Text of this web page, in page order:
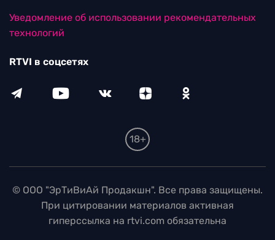
Уведомление об использовании рекомендательных
технологий
RTVI в соцсетях
18+
© ООО "ЭрТиВиАй Продакшн". Все права защищены.
При цитировании материалов активная
гиперссылка на rtvi.com обязательна